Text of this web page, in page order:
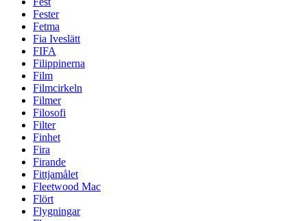
Fester
Fetma
Fia Iveslätt
FIFA
Filippinerna
Film
Filmcirkeln
Filmer
Filosofi
Filter
Finhet
Fira
Firande
Fittjamålet
Fleetwood Mac
Flört
Flygningar